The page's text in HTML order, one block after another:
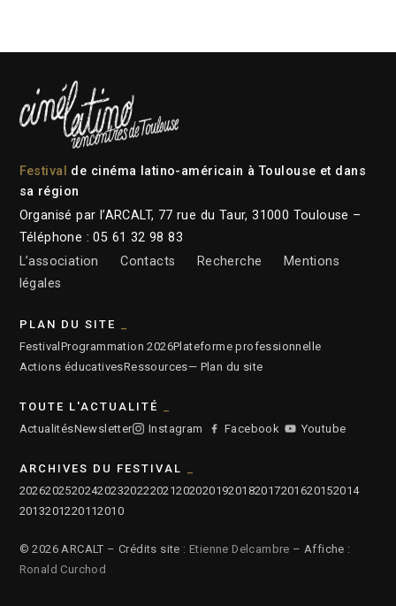
Festival de cinéma latino-américain à Toulouse et dans
sa région
Organisé par l’ARCALT, 77 rue du Taur, 31000 Toulouse –
Téléphone : 05 61 32 98 83
L’association
Contacts Recherche
Mentions
légales
PLAN DU SITE
Festival Programmation 2026Plateforme professionnelle
Actions éducativesRessources— Plan du site
TOUTE L'ACTUALITÉ
ActualitésNewsletter Instagram Facebook Youtube
ARCHIVES DU FESTIVAL
2026202520242023202220212020201920182017201620152014
2013201220112010
© 2026 ARCALT – Crédits site : Etienne Delcambre – Affiche :
Ronald Curchod